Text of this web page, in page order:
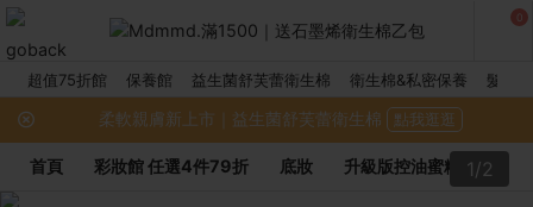
0
超值75折館 保養館 益生菌舒芙蕾衛生棉 衛生棉&私密保養 髮品館
柔軟親膚新上市｜益生菌舒芙蕾衛生棉 點我逛逛
首頁 彩妝館 任選4件79折 底妝 升級版控油蜜粉餅1/2